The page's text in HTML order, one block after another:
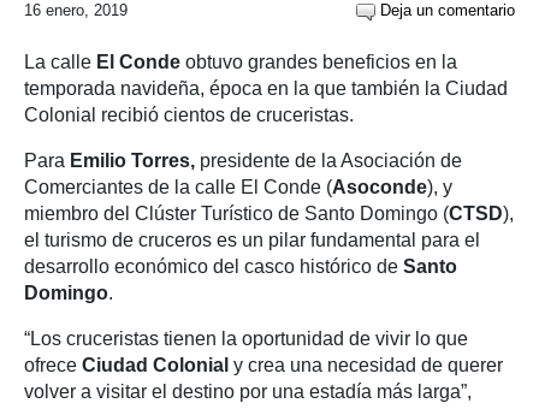
16 enero, 2019 Deja un comentario
La calle El Conde obtuvo grandes beneficios en la
temporada navideña, época en la que también la Ciudad
Colonial recibió cientos de cruceristas.
Para Emilio Torres, presidente de la Asociación de
Comerciantes de la calle El Conde (Asoconde), y
miembro del Clúster Turístico de Santo Domingo (CTSD),
el turismo de cruceros es un pilar fundamental para el
desarrollo económico del casco histórico de Santo
Domingo.
“Los cruceristas tienen la oportunidad de vivir lo que
ofrece Ciudad Colonial y crea una necesidad de querer
volver a visitar el destino por una estadía más larga”,